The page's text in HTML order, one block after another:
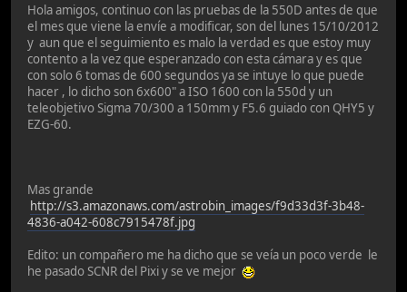
Hola amigos, continuo con las pruebas de la 550D antes de que
el mes que viene la envíe a modificar, son del lunes 15/10/2012
y aun que el seguimiento es malo la verdad es que estoy muy
contento a la vez que esperanzado con esta cámara y es que
con solo 6 tomas de 600 segundos ya se intuye lo que puede
hacer , lo dicho son 6x600" a ISO 1600 con la 550d y un
teleobjetivo Sigma 70/300 a 150mm y F5.6 guiado con QHY5 y
EZG-60.
Mas grande
http://s3.amazonaws.com/astrobin_images/f9d33d3f-3b48-
4836-a042-608c7915478f.jpg
Edito: un compañero me ha dicho que se veía un poco verde le
he pasado SCNR del Pixi y se ve mejor